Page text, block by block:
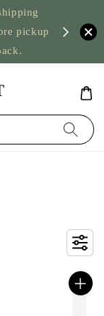
pickup
US